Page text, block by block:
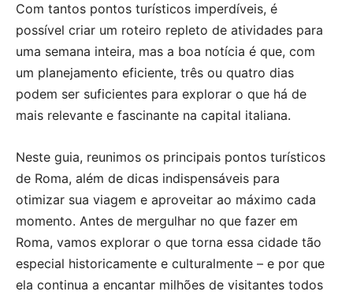
Com tantos pontos turísticos imperdíveis, é
possível criar um roteiro repleto de atividades para
uma semana inteira, mas a boa notícia é que, com
um planejamento eficiente, três ou quatro dias
podem ser suficientes para explorar o que há de
mais relevante e fascinante na capital italiana.
Neste guia, reunimos os principais pontos turísticos
de Roma, além de dicas indispensáveis para
otimizar sua viagem e aproveitar ao máximo cada
momento. Antes de mergulhar no que fazer em
Roma, vamos explorar o que torna essa cidade tão
especial historicamente e culturalmente – e por que
ela continua a encantar milhões de visitantes todos